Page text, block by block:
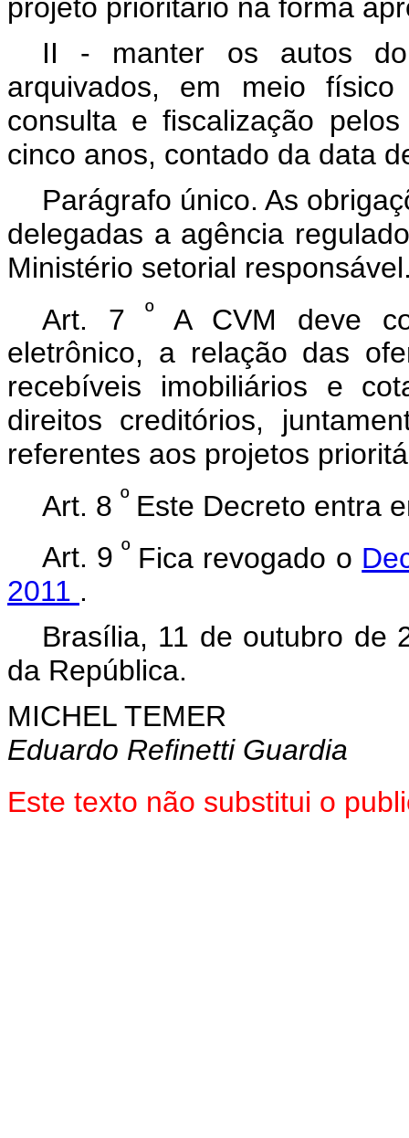
projeto prioritário na forma
II - manter os autos
arquivados, em meio
consulta e fiscalização
cinco anos, contado da data
Parágrafo único. As
delegadas a agência
Ministério setorial
Art. 7º A CVM deve
eletrônico, a relação das
recebíveis imobiliários e
direitos creditórios,
referentes aos projetos
Art. 8 º Este Decreto entra
Art. 9 º Fica revogado o
2011 .
Brasília, 11 de outubro de
da República.
MICHEL TEMER
Eduardo Refinetti Guardia
Este texto não substitui o